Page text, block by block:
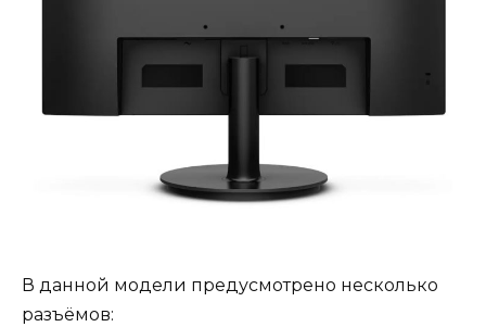
В данной модели предусмотрено несколько
разъёмов: